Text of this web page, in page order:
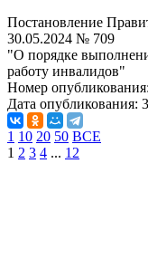
Постановление
30.05.2024 № 709
"О порядке
работу инвалидов"
Номер опубликования:
Дата опубликования:
1 10 20 50 ВСЕ
1 2 3 4 ... 12